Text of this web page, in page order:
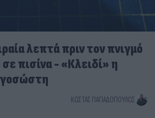
λεπτά πριν τον πνιγμό
πισίνα - «Κλειδί» η
ΚΏΣΤΑΣ ΠΑΠΑΔΌΠΟΥΛΟΣ